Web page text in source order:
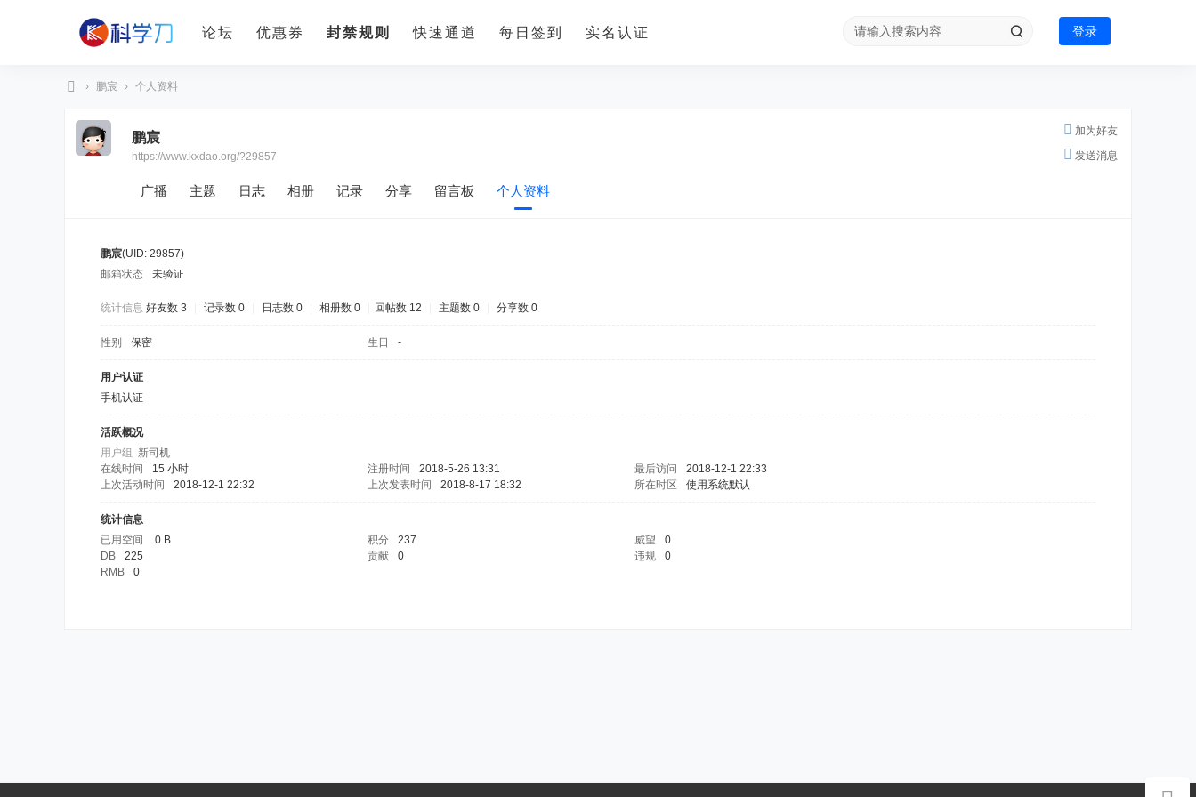
论坛 优惠券 封禁规则 快速通道 每日签到 实名认证 登录
› 鹏宸 › 个人资料
加为好友
发送消息
鹏宸
https://www.kxdao.org/?29857
广播 主题 日志 相册 记录 分享 留言板 个人资料
鹏宸(UID: 29857)
邮箱状态
未验证
统计信息 好友数 3 记录数 0 日志数 0 相册数 0 回帖数 12 主题数 0 分享数 0
性别 保密 生日 -
用户认证
手机认证
活跃概况
用户组 新司机
在线时间
15 小时 注册时间 2018-5-26 13:31 最后访问
2018-12-1 22:33
上次活动时间
2018-12-1 22:32 上次发表时间 2018-8-17 18:32 所在时区 使用系统默认
统计信息
已用空间
0 B 积分 237 威望
0
DB
225 贡献 0 违规
0
RMB
0